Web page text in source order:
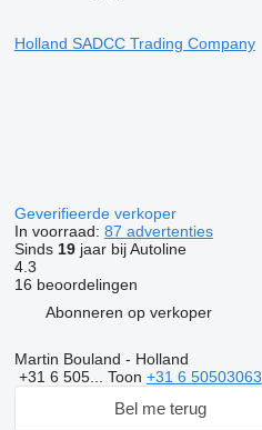
Holland SADCC Trading Company
Geverifieerde verkoper
In voorraad: 87 advertenties
Sinds 19jaar bij Autoline
4.3
16 beoordelingen
Abonneren op verkoper
Martin Bouland - Holland
+31 6 505... Toon +31 6 50503063
Bel me terug